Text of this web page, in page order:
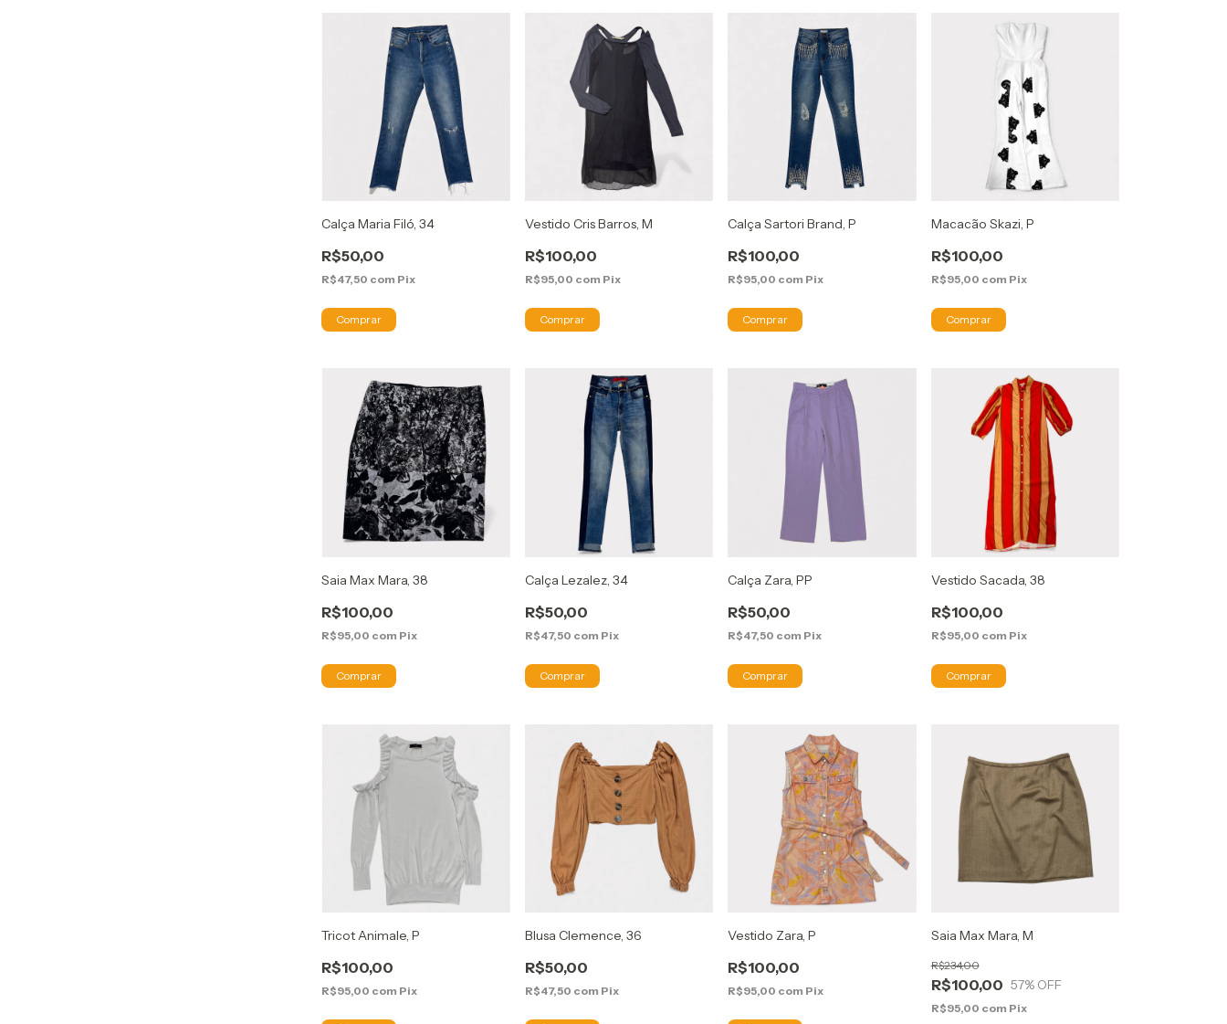
Calça Maria Filó, 34
R$50,00
R$47,50 com Pix
Vestido Cris Barros, M
R$100,00
R$95,00 com Pix
Calça Sartori Brand, P
R$100,00
R$95,00 com Pix
Macacão Skazi, P
R$100,00
R$95,00 com Pix
Saia Max Mara, 38
R$100,00
R$95,00 com Pix
Calça Lezalez, 34
R$50,00
R$47,50 com Pix
Calça Zara, PP
R$50,00
R$47,50 com Pix
Vestido Sacada, 38
R$100,00
R$95,00 com Pix
Tricot Animale, P
R$100,00
R$95,00 com Pix
Blusa Clemence, 36
R$50,00
R$47,50 com Pix
Vestido Zara, P
R$100,00
R$95,00 com Pix
Saia Max Mara, M
R$100,00
R$234,00
57% OFF
R$95,00 com Pix